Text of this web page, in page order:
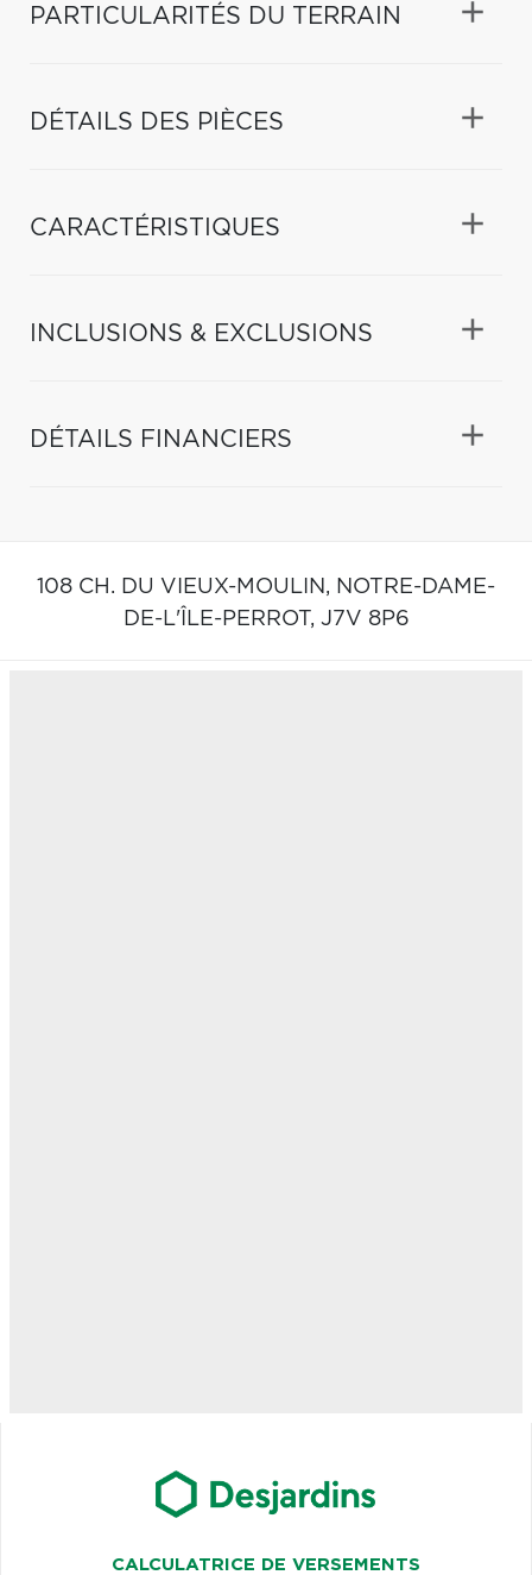
PARTICULARITÉS DU TERRAIN
DÉTAILS DES PIÈCES
CARACTÉRISTIQUES
INCLUSIONS & EXCLUSIONS
DÉTAILS FINANCIERS
108 CH. DU VIEUX-MOULIN, NOTRE-DAME-
DE-L'ÎLE-PERROT, J7V 8P6
CALCULATRICE DE VERSEMENTS